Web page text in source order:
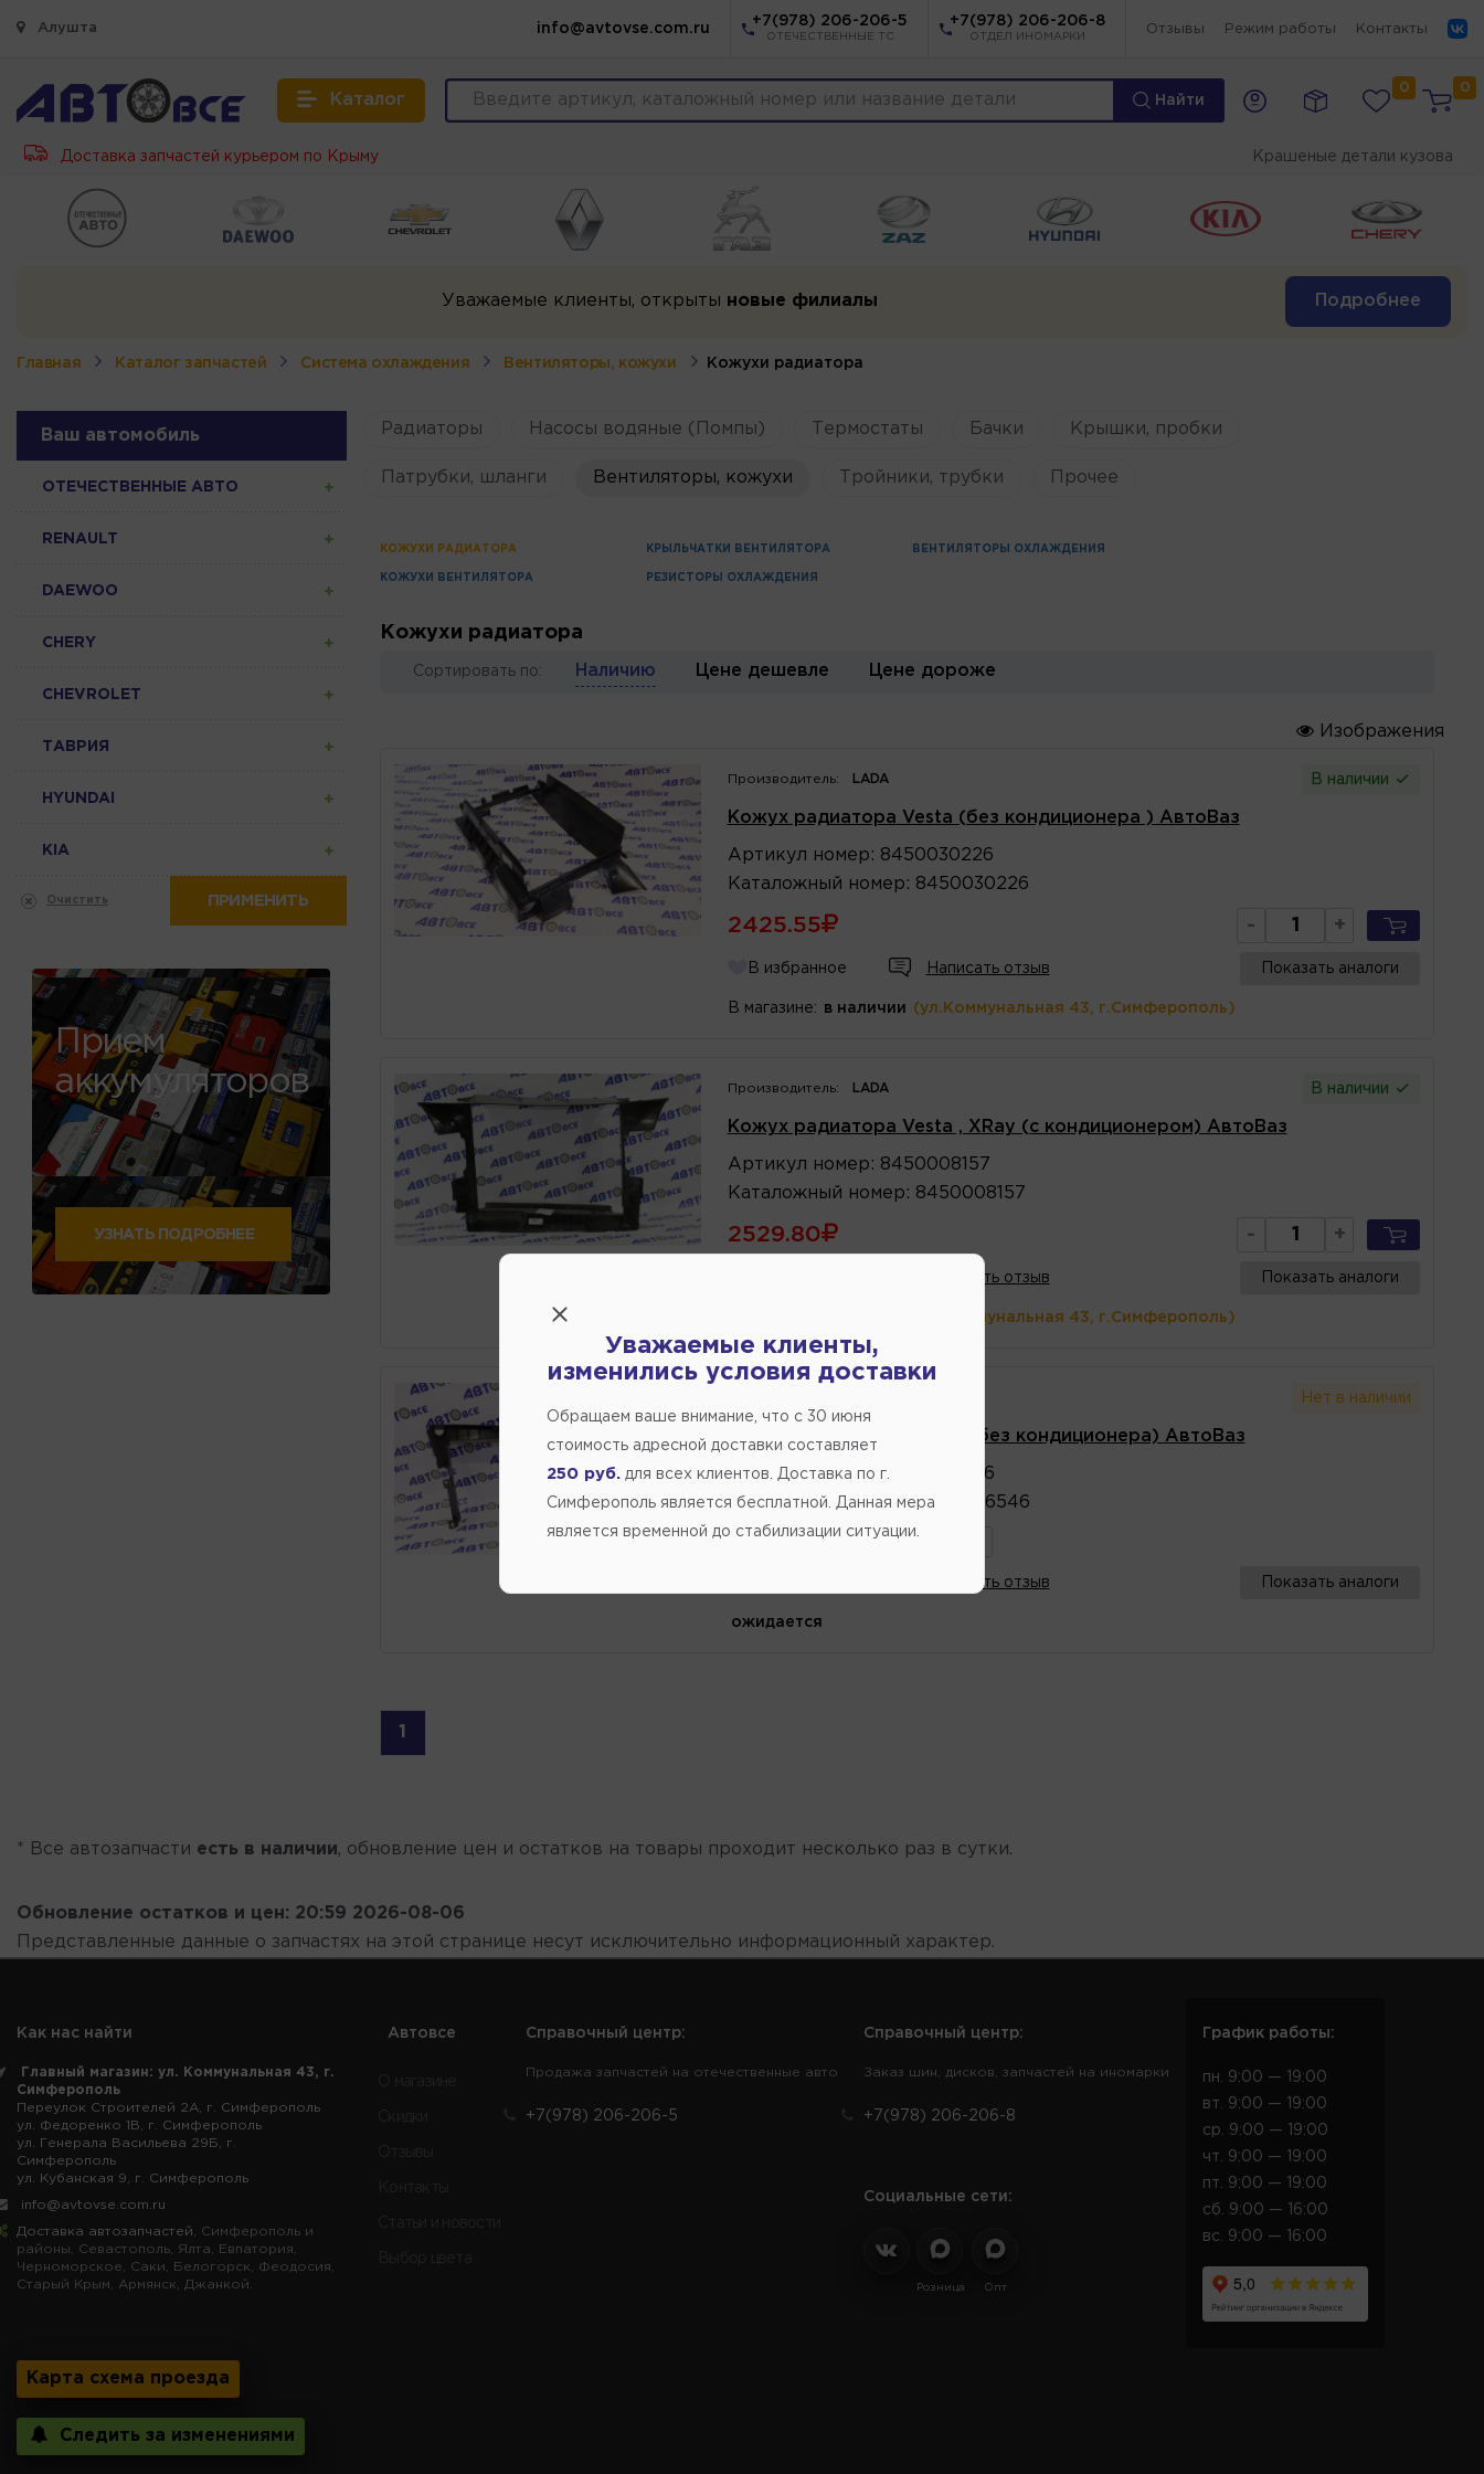
Алушта info@avtovse.com.ru
+7(978) 206-206-5
ОТЕЧЕСТВЕННЫЕ ТС
+7(978) 206-206-8
ОТДЕЛ ИНОМАРКИ
Отзывы Режим работы Контакты
Каталог Найти
0 0
Доставка запчастей курьером по Крыму Крашеные детали кузова
Уважаемые клиенты, открыты новые филиалы Подробнее
Главная Каталог запчастей Система охлаждения Вентиляторы, кожухи Кожухи радиатора
Ваш автомобиль
ОТЕЧЕСТВЕННЫЕ АВТО
RENAULT
DAEWOO
CHERY
CHEVROLET
ТАВРИЯ
HYUNDAI
KIA
Очистить ПРИМЕНИТЬ
Прием
аккумуляторов
УЗНАТЬ ПОДРОБНЕЕ
Радиаторы Насосы водяные (Помпы) Термостаты Бачки Крышки, пробки
Патрубки, шланги Вентиляторы, кожухи Тройники, трубки Прочее
КОЖУХИ РАДИАТОРА
КОЖУХИ ВЕНТИЛЯТОРА
КРЫЛЬЧАТКИ ВЕНТИЛЯТОРА
РЕЗИСТОРЫ ОХЛАЖДЕНИЯ
ВЕНТИЛЯТОРЫ ОХЛАЖДЕНИЯ
Кожухи радиатора
Сортировать по: Наличию Цене дешевле Цене дороже
Изображения
Производитель: LADA В наличии
Кожух радиатора Vesta (без кондиционера ) АвтоВаз
Артикул номер : 8450030226
Каталожный номер : 8450030226
2425.55 - +
В избранное Написать отзыв Показать аналоги
В магазине: в наличии (ул.Коммунальная 43, г.Симферополь)
Производитель: LADA В наличии
Кожух радиатора Vestа , XRay (с кондиционером) АвтоВаз
Артикул номер : 8450008157
Каталожный номер : 8450008157
2529.80 - +
Написать отзыв Показать аналоги
(ул.Коммунальная 43, г.Симферополь)
Нет в наличии
Кожух радиатора Largus (без кондиционера) АвтоВаз
Артикулномер: 8200746546
Каталожныйномер:8200746546
Напомнить о поступлении
Написать отзыв Показать аналоги
ожидается
1
* Все автозапчасти есть в наличии, обновление цен и остатков на товары проходит несколько раз в сутки.
Обновление остатков и цен: 20:59 2026-08-06
Представленные данные о запчастях на этой странице несут исключительно информационный характер.
Как нас найти
Главный магазин: ул. Коммунальная 43, г.
Симферополь
Переулок Строителей 2А, г. Симферополь
ул. Федоренко 1В, г. Симферополь
ул. Генерала Васильева 29Б, г.
Симферополь
ул. Кубанская 9, г. Симферополь
info@avtovse.com.ru
Доставка автозапчастей , Симферополь и
районы, Севастополь, Ялта, Евпатория,
Черноморское, Саки, Белогорск, Феодосия,
Старый Крым, Армянск, Джанкой.
Карта схема проезда
Следить за изменениями
Автовсе Справочный центр:
Продажа запчастей на отечественные авто
+7(978) 206-206-5
Справочный центр:
Заказ шин, дисков, запчастей на иномарки
+7(978) 206-206-8
Социальные сети:
Розница Опт
График работы:
пн. 9:00 — 19:00
вт. 9:00 — 19:00
ср. 9:00 — 19:00
чт. 9:00 — 19:00
пт. 9:00 — 19:00
сб. 9:00 — 16:00
вс. 9:00 — 16:00
Уважаемые клиенты,
изменились условия доставки
Обращаем ваше внимание, что c 30 июня
стоимость адресной доставки составляет
250 руб. для всех клиентов. Доставка по г.
Симферополь является бесплатной. Данная мера
является временной до стабилизации ситуации.